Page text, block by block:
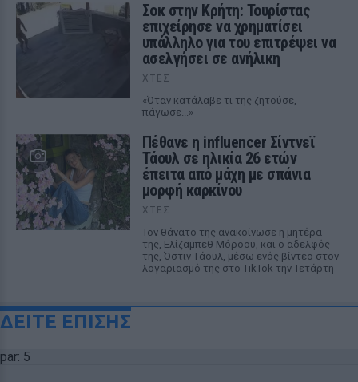
Σοκ στην Κρήτη: Τουρίστας
επιχείρησε να χρηματίσει
υπάλληλο για του επιτρέψει να
ασελγήσει σε ανήλικη
ΧΤΕΣ
«Όταν κατάλαβε τι της ζητούσε,
πάγωσε...»
Πέθανε η influencer Σίντνεϊ
Τάουλ σε ηλικία 26 ετών
έπειτα από μάχη με σπάνια
μορφή καρκίνου
ΧΤΕΣ
Τον θάνατο της ανακοίνωσε η μητέρα
της, Ελίζαμπεθ Μόροου, και ο αδελφός
της, Όστιν Τάουλ, μέσω ενός βίντεο στον
λογαριασμό της στο TikTok την Τετάρτη
ΔΕΙΤΕ ΕΠΙΣΗΣ
par: 5